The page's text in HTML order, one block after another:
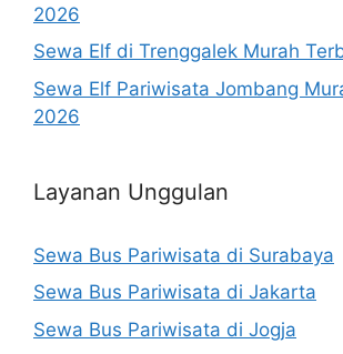
2026
Sewa Elf di Trenggalek Murah
Sewa Elf Pariwisata Jombang
2026
Layanan Unggulan
Sewa Bus Pariwisata di Surabaya
Sewa Bus Pariwisata di Jakarta
Sewa Bus Pariwisata di Jogja